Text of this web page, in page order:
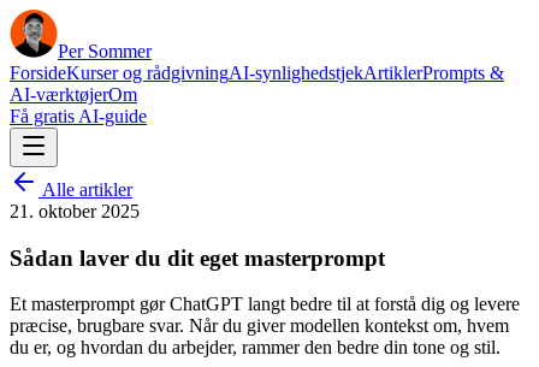
Per Sommer
ForsideKurser og rådgivningAI-synlighedstjekArtiklerPrompts &
AI-værktøjerOm
Få gratis AI-guide
Alle artikler
21. oktober 2025
Sådan laver du dit eget masterprompt
Et masterprompt gør ChatGPT langt bedre til at forstå dig og levere
præcise, brugbare svar. Når du giver modellen kontekst om, hvem
du er, og hvordan du arbejder, rammer den bedre din tone og stil.